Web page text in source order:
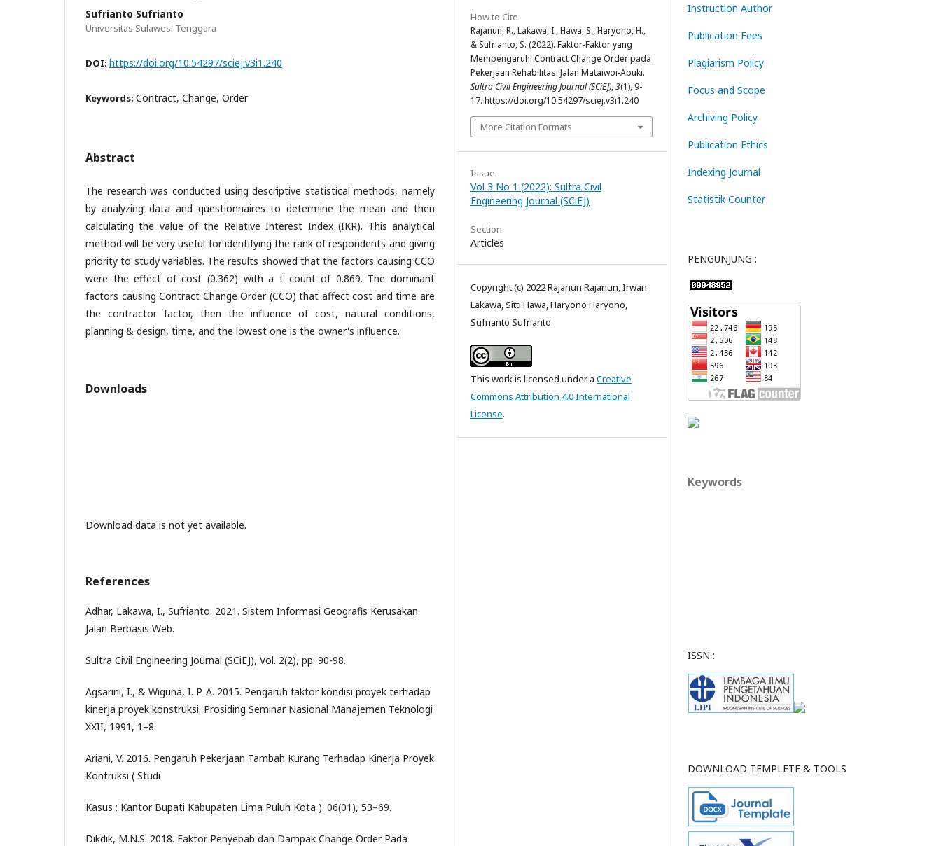
Sufrianto Sufrianto
Universitas Sulawesi Tenggara
DOI: https://doi.org/10.54297/sciej.v3i1.240
Keywords: Contract, Change, Order
Abstract
The research was conducted using descriptive statistical methods, namely
by analyzing data and questionnaires to determine the mean and then
calculating the value of the Relative Interest Index (IKR). This analytical
method will be very useful for identifying the rank of respondents and giving
priority to study variables. The results showed that the factors causing CCO
were the effect of cost (0.362) with a t count of 0.869. The dominant
factors causing Contract Change Order (CCO) that affect cost and time are
the contractor factor, then the influence of cost, natural conditions,
planning & design, time, and the lowest one is the owner's influence.
Downloads
Download data is not yet available.
References
Adhar, Lakawa, I., Sufrianto. 2021. Sistem Informasi Geografis Kerusakan
Jalan Berbasis Web.
Sultra Civil Engineering Journal (SCiEJ), Vol. 2(2), pp: 90-98.
Agsarini, I., & Wiguna, I. P. A. 2015. Pengaruh faktor kondisi proyek terhadap
kinerja proyek konstruksi. Prosiding Seminar Nasional Manajemen Teknologi
XXII, 1991, 1–8.
Ariani, V. 2016. Pengaruh Pekerjaan Tambah Kurang Terhadap Kinerja Proyek
Kontruksi ( Studi
Kasus : Kantor Bupati Kabupaten Lima Puluh Kota ). 06(01), 53–69.
Dikdik, M.N.S. 2018. Faktor Penyebab dan Dampak Change Order Pada
How to Cite
Rajanun, R., Lakawa, I., Hawa, S., Haryono, H.,
& Sufrianto, S. (2022). Faktor-Faktor yang
Mempengaruhi Contract Change Order pada
Pekerjaan Rehabilitasi Jalan Mataiwoi-Abuki.
Sultra Civil Engineering Journal (SCiEJ),3(1), 9-
17. https://doi.org/10.54297/sciej.v3i1.240
More Citation Formats
Issue
Vol 3 No 1 (2022): Sultra Civil
Engineering Journal (SCiEJ)
Section
Articles
Copyright (c) 2022 Rajanun Rajanun, Irwan
Lakawa, Sitti Hawa, Haryono Haryono,
Sufrianto Sufrianto
This work is licensed under a Creative
Commons Attribution 4.0 International
License.
Instruction Author
Publication Fees
Plagiarism Policy
Focus and Scope
Archiving Policy
Publication Ethics
Indexing Journal
Statistik Counter
PENGUNJUNG :
Keywords
ISSN :
DOWNLOAD TEMPLETE & TOOLS